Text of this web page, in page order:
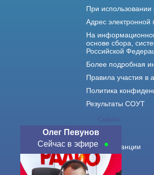
Скрыть
Олег Певунов
Сейчас в эфире
При использовании
Адрес
На
основе сбора,
Российской
Более подробная
Правила участия в
Политика
Результаты СОУТ
О нас
О радиостанции
Команда
Контакты